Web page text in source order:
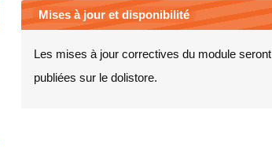
Mises à jour et disponibilité
Les mises à jour correctives du module seront
publiées sur le dolistore.